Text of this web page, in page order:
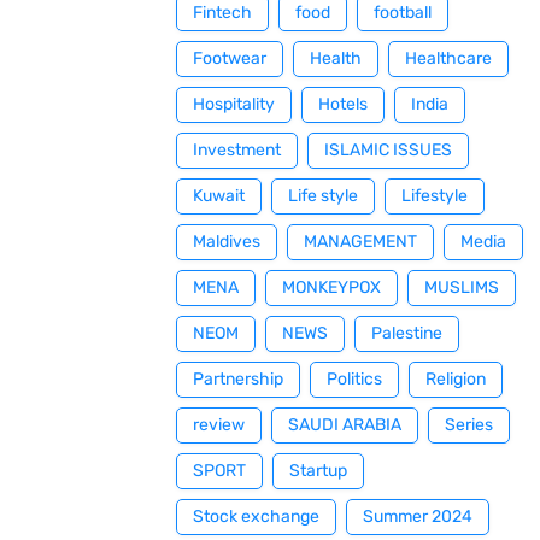
Fintech food football
Footwear Health Healthcare
Hospitality Hotels India
Investment ISLAMIC ISSUES
Kuwait Life style Lifestyle
Maldives MANAGEMENT Media
MENA MONKEYPOX MUSLIMS
NEOM NEWS Palestine
Partnership Politics Religion
review SAUDI ARABIA Series
SPORT Startup
Stock exchange Summer 2024